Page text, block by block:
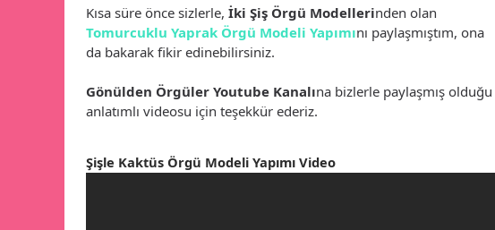
Kısa süre önce sizlerle, İki Şiş Örgü Modellerinden olan
Tomurcuklu Yaprak Örgü Modeli Yapımını paylaşmıştım, ona
da bakarak fikir edinebilirsiniz.
Gönülden Örgüler Youtube Kanalına bizlerle paylaşmış olduğu
anlatımlı videosu için teşekkür ederiz.
Şişle Kaktüs Örgü Modeli Yapımı Video